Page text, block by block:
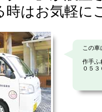
時はお気軽に
この車
作手ふ
０５